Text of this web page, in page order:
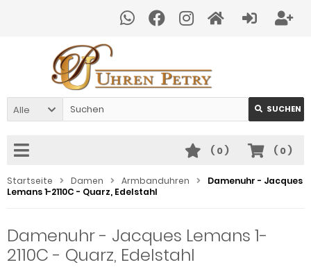
Alle SUCHEN
( 0)
( 0)
Startseite Damen Armbanduhren
Damenuhr - Jacques
Lemans 1-2110C - Quarz, Edelstahl
Damenuhr - Jacques Lemans 1-
2110C - Quarz, Edelstahl